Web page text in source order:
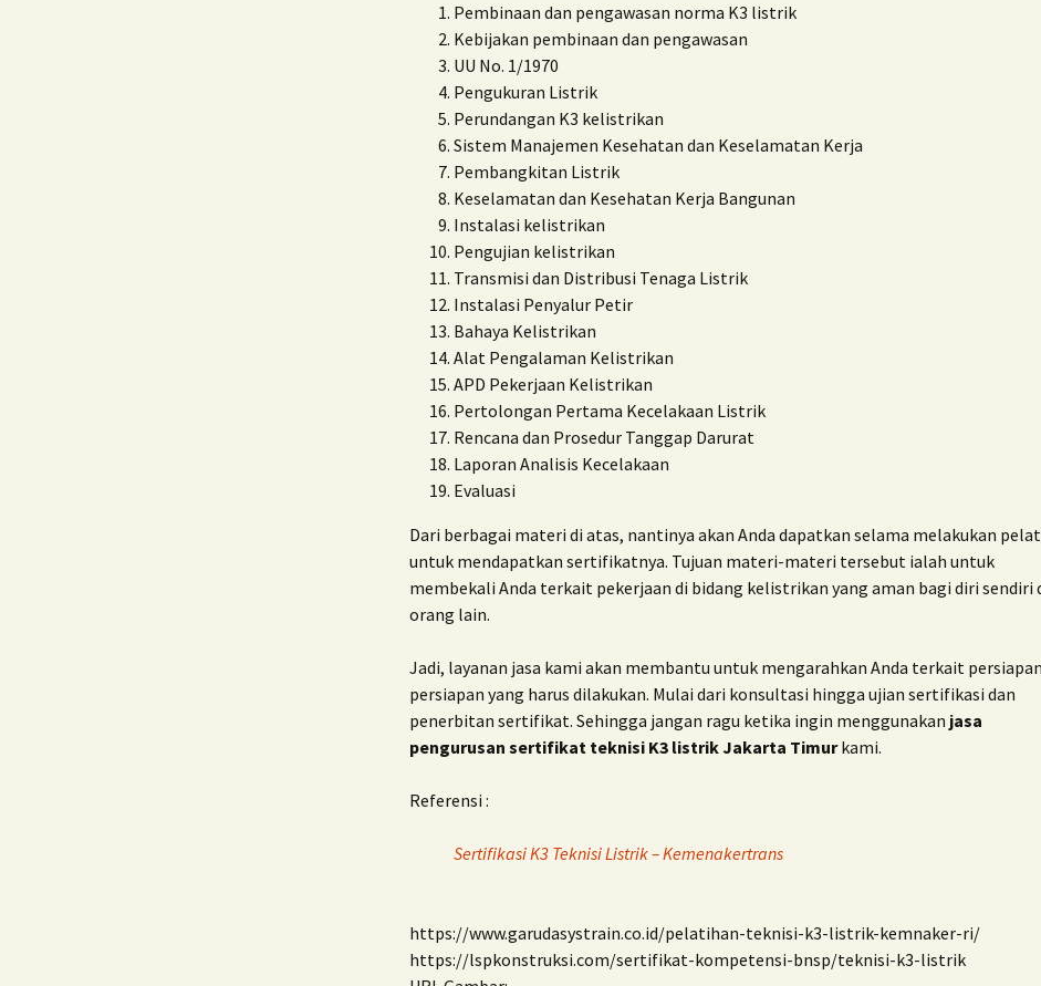
Pembinaan dan pengawasan norma K3 listrik
Kebijakan pembinaan dan pengawasan
UU No. 1/1970
Pengukuran Listrik
Perundangan K3 kelistrikan
Sistem Manajemen Kesehatan dan Keselamatan Kerja
Pembangkitan Listrik
Keselamatan dan Kesehatan Kerja Bangunan
Instalasi kelistrikan
Pengujian kelistrikan
Transmisi dan Distribusi Tenaga Listrik
Instalasi Penyalur Petir
Bahaya Kelistrikan
Alat Pengalaman Kelistrikan
APD Pekerjaan Kelistrikan
Pertolongan Pertama Kecelakaan Listrik
Rencana dan Prosedur Tanggap Darurat
Laporan Analisis Kecelakaan
Evaluasi
Dari berbagai materi di atas, nantinya akan Anda dapatkan selama melakukan
untuk mendapatkan sertifikatnya. Tujuan materi-materi tersebut ialah untuk
membekali Anda terkait pekerjaan di bidang kelistrikan yang aman bagi diri sendiri
orang lain.
Jadi, layanan jasa kami akan membantu untuk mengarahkan Anda terkait
persiapan yang harus dilakukan. Mulai dari konsultasi hingga ujian sertifikasi dan
penerbitan sertifikat. Sehingga jangan ragu ketika ingin menggunakan jasa
pengurusan sertifikat teknisi K3 listrik Jakarta Timurkami.
Referensi :
Sertifikasi K3 Teknisi Listrik – Kemenakertrans
https://www.garudasystrain.co.id/pelatihan-teknisi-k3-listrik-kemnaker-ri/
https://lspkonstruksi.com/sertifikat-kompetensi-bnsp/teknisi-k3-listrik